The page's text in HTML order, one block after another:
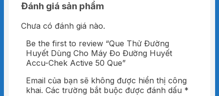
Đánh giá sản phẩm
Chưa có đánh giá nào.
Be the first to review “Que Thử Đường
Huyết Dùng Cho Máy Đo Đường Huyết
Accu-Chek Active 50 Que”
Email của bạn sẽ không được hiển thị công
khai. Các trường bắt buộc được đánh dấu *